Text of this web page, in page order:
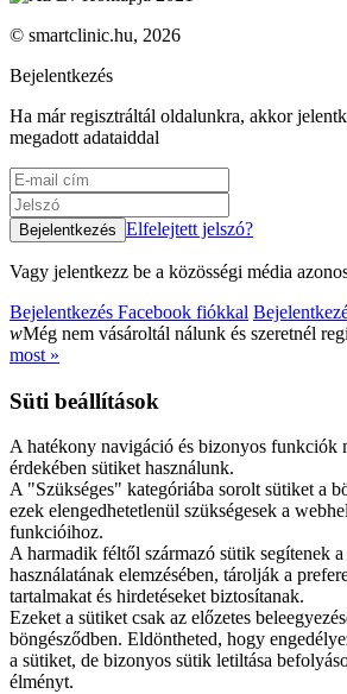
© smartclinic.hu, 2026
Bejelentkezés
Ha már regisztráltál oldalunkra, akkor
megadott adataiddal
Elfelejtett jelszó?
Vagy jelentkezz be a közösségi média
Bejelentkezés Facebook fiókkal
wMég nem vásároltál nálunk és szeretnél
most »
Süti beállítások
A hatékony navigáció és bizonyos funkciók
érdekében sütiket használunk.
A "Szükséges" kategóriába sorolt sütiket a
ezek elengedhetetlenül szükségesek a
funkcióihoz.
A harmadik féltől származó sütik segítenek
használatának elemzésében, tárolják a
tartalmakat és hirdetéseket biztosítanak.
Ezeket a sütiket csak az előzetes
böngésződben. Eldöntheted, hogy
a sütiket, de bizonyos sütik letiltása
élményt.